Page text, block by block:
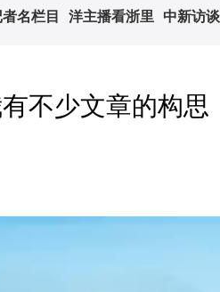
名栏目 洋主播看浙里 中新访谈
不少文章的构思